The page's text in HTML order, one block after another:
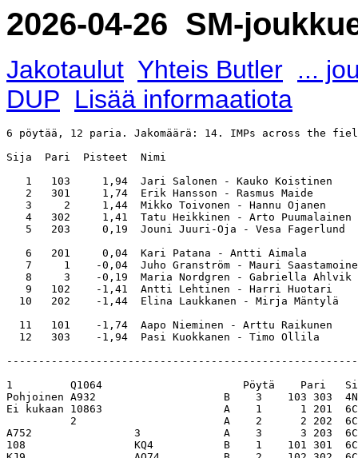
2026-04-26 SM-
Jakotaulut Yhteis Butler ...
DUP Lisää informaatiota
6 pöytää, 12 paria. Jakomäärä: 14. IMPs across the
Sija  Pari  Pisteet  Nimi
1   103     1,94  Jari Salonen - Kauko
2   301     1,74  Erik Hansson - Rasmus Maide
3     2     1,44  Mikko Toivonen - Hannu Ojanen
4   302     1,41  Tatu Heikkinen - Arto
5   203     0,19  Jouni Juuri-Oja - Vesa
6   201     0,04  Kari Patana - Antti Aimala
7     1    -0,04  Juho Granström - Mauri
8     3    -0,19  Maria Nordgren - Gabriella
9   102    -1,41  Antti Lehtinen - Harri Huotari
10   202    -1,44  Elina Laukkanen - Mirja Mäntylä
11   101    -1,74  Aapo Nieminen - Arttu Raikunen